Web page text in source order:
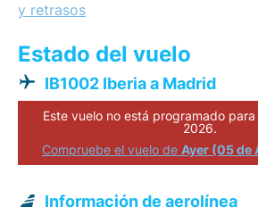
y retrasos
Estado del vuelo
IB1002 Iberia a Madrid
Este vuelo no está programado
2026.
Compruebe el vuelo de Ayer (05 de
Información de aerolínea